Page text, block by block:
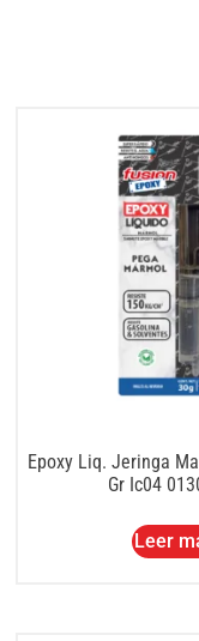
Epoxy Liq. Jeringa
Gr Ic04
Leer